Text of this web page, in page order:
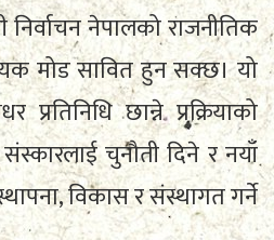
नेपालको राजनीतिक
मोड सावित हुन सक्छ। यो
प्रतिनिधि छान्ने प्रक्रियाको
चुनौती दिने र नयाँ
विकास र संस्थागत गर्ने